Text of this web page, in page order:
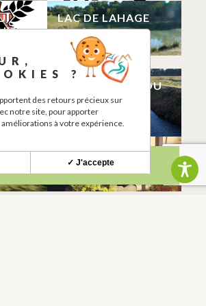
LAC DE LAHAGE
LAHAGE
PECHE VALLEE DU
TOUCH
LAHAGE
L’HERBOREVERIE
LAHAGE
?
des retours précieux sur
notre site, pour apporter
à votre expérience.
✓ J'accepte